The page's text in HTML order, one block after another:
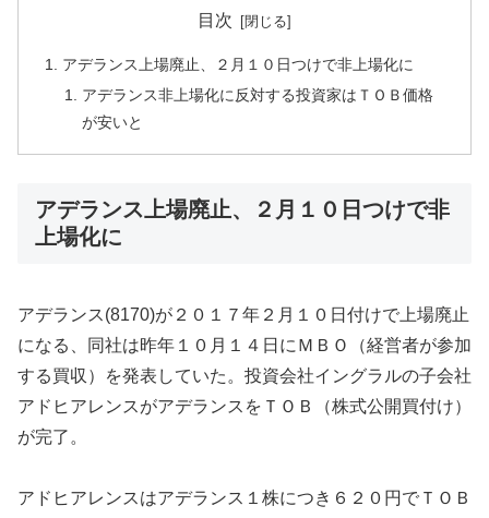
目次
アデランス上場廃止、２月１０日つけで非上場化に
アデランス非上場化に反対する投資家はＴＯＢ価格
が安いと
アデランス上場廃止、２月１０日つけで非
上場化に
アデランス(8170)が２０１７年２月１０日付けで上場廃止
になる、同社は昨年１０月１４日にＭＢＯ（経営者が参加
する買収）を発表していた。投資会社イングラルの子会社
アドヒアレンスがアデランスをＴＯＢ（株式公開買付け）
が完了。
アドヒアレンスはアデランス１株につき６２０円でＴＯＢ